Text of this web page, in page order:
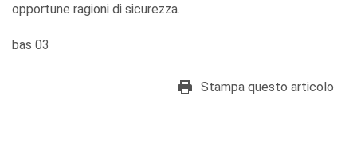
opportune ragioni di sicurezza.
bas 03
Stampa questo articolo